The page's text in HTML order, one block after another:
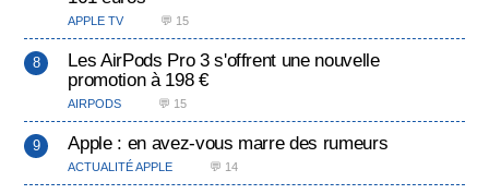
APPLE TV 💬 15
Les AirPods Pro 3 s'offrent une nouvelle
promotion à 198 €
AIRPODS 💬 15
Apple : en avez-vous marre des rumeurs
ACTUALITÉ APPLE 💬 14